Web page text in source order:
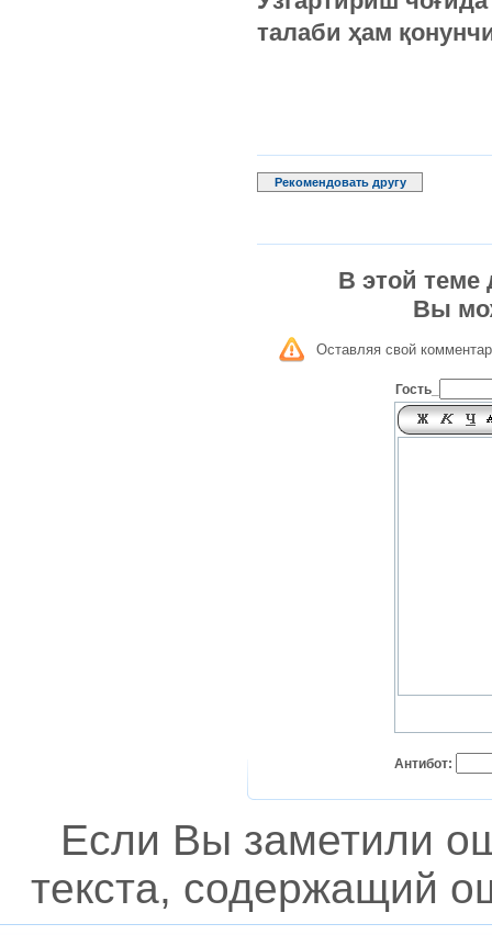
талаби ҳам
Рекомендовать другу
В этой теме
Вы
Оставляя свой
Гость_
Антибот:
Если Вы заметили
текста, содержащий